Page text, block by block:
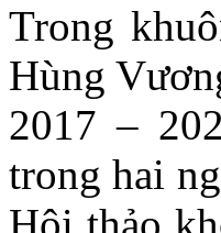
Trong
Hùng
2017 –
trong hai
Hội thảo